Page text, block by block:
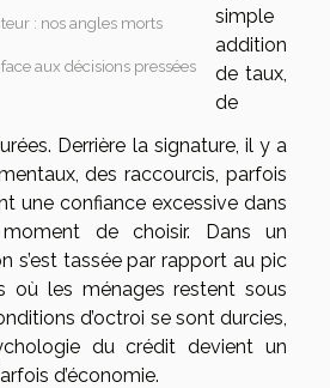
: nos angles morts
aux décisions pressées
simple
addition
de taux,
de
Derrière la signature, il y a
des raccourcis, parfois
une confiance excessive dans
de choisir. Dans un
s’est tassée par rapport au pic
où les ménages restent sous
d’octroi se sont durcies,
du crédit devient un
d’économie.